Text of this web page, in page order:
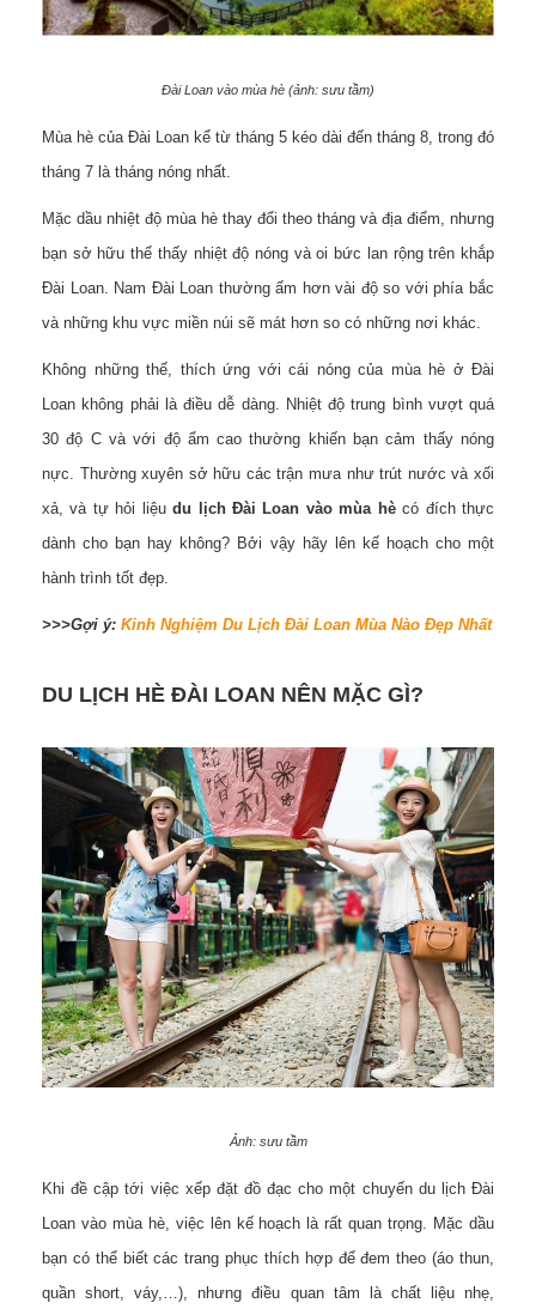
Đài Loan vào mùa hè (ảnh: sưu tầm)
Mùa hè của Đài Loan kể từ tháng 5 kéo dài đến tháng 8, trong đó
tháng 7 là tháng nóng nhất.
Mặc dầu nhiệt độ mùa hè thay đổi theo tháng và địa điểm, nhưng
bạn sở hữu thể thấy nhiệt độ nóng và oi bức lan rộng trên khắp
Đài Loan. Nam Đài Loan thường ấm hơn vài độ so với phía bắc
và những khu vực miền núi sẽ mát hơn so có những nơi khác.
Không những thế, thích ứng với cái nóng của mùa hè ở Đài
Loan không phải là điều dễ dàng. Nhiệt độ trung bình vượt quá
30 độ C và với độ ẩm cao thường khiến bạn cảm thấy nóng
nực. Thường xuyên sở hữu các trận mưa như trút nước và xối
xả, và tự hỏi liệu du lịch Đài Loan vào mùa hè có đích thực
dành cho bạn hay không? Bởi vậy hãy lên kế hoạch cho một
hành trình tốt đẹp.
>>>Gợi ý: Kinh Nghiệm Du Lịch Đài Loan Mùa Nào Đẹp Nhất
DU LỊCH HÈ ĐÀI LOAN NÊN MẶC GÌ?
Ảnh: sưu tầm
Khi đề cập tới việc xếp đặt đồ đạc cho một chuyến du lịch Đài
Loan vào mùa hè, việc lên kế hoạch là rất quan trọng. Mặc dầu
bạn có thể biết các trang phục thích hợp để đem theo (áo thun,
quần short, váy,…), nhưng điều quan tâm là chất liệu nhẹ,